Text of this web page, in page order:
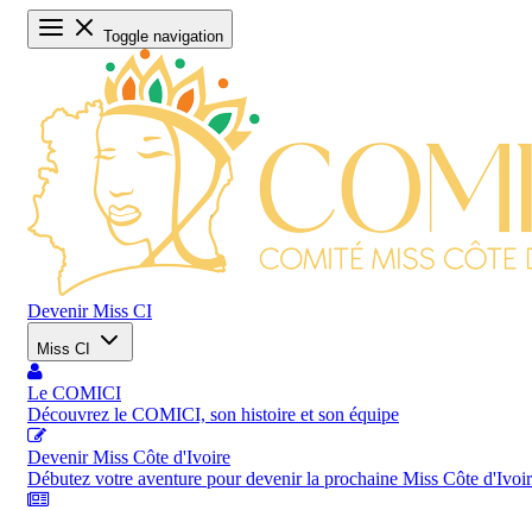
Toggle navigation
Devenir Miss CI
Miss CI
Le COMICI
Découvrez le COMICI, son histoire et son équipe
Devenir Miss Côte d'Ivoire
Débutez votre aventure pour devenir la prochaine Miss Côte